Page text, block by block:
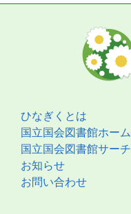
ひなぎくとは
国立国会図書館ホー
国立国会図書館サーチ
お知らせ
お問い合わせ